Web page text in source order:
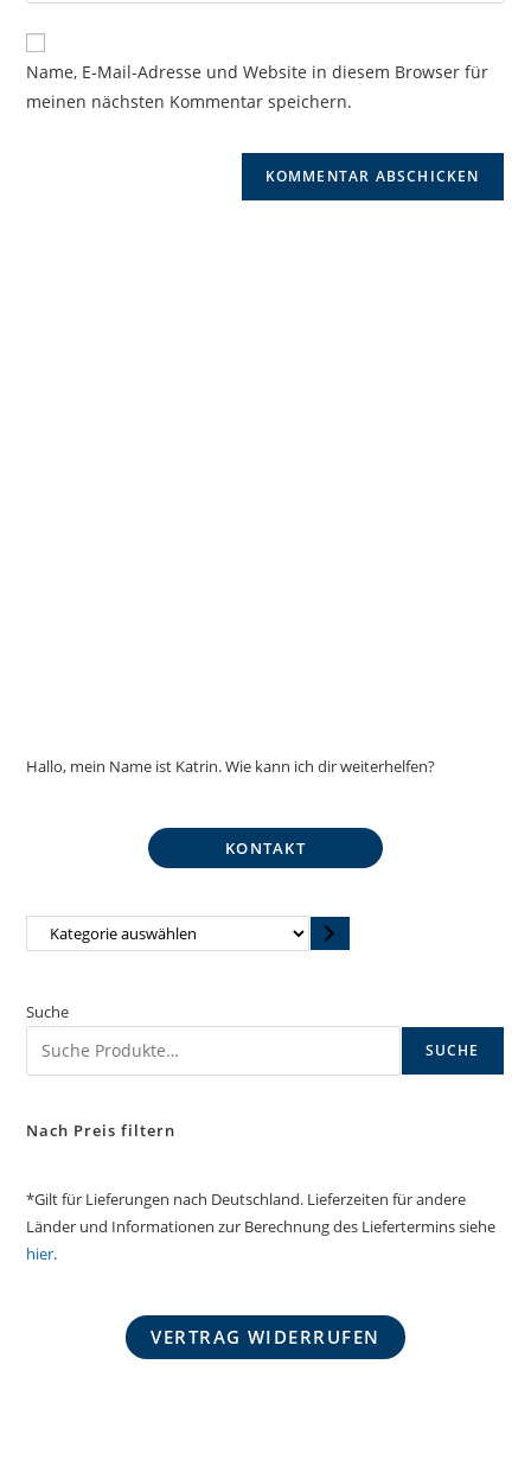
Kommentieren
ein
zum
Kommentieren
ein
Website-
URL
Name, E-Mail-Adresse und Website in diesem Browser für
meinen nächsten Kommentar speichern.
Hallo, mein Name ist Katrin. Wie kann ich dir weiterhelfen?
KONTAKT
Kategorie
Suche
SUCHE
Nach Preis filtern
*Gilt für Lieferungen nach Deutschland. Lieferzeiten für andere
Länder und Informationen zur Berechnung des Liefertermins siehe
hier.
VERTRAG WIDERRUFEN